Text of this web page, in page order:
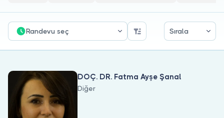
Hastalar için
Doktorlar için
Randevu seç Sırala
DOÇ. DR. Fatma Ayşe Şanal
Diğer